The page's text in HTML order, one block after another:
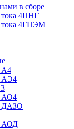
в сборе
тока 4ПНГ
тока 4ГПЭМ
А4
АЭ4
АО4
ДАЗО
АОД